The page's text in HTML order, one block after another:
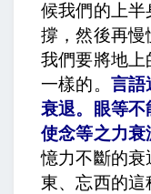
候我們的上半
撐，然後再慢
我們要將地上
一樣的。 言語
衰退。眼等
使念等之力衰
憶力不斷的衰
東、忘西的這